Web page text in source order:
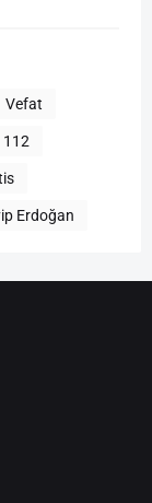
Vefat
112
Erdoğan